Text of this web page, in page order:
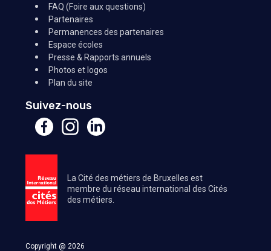
FAQ (Foire aux questions)
Partenaires
Permanences des partenaires
Espace écoles
Presse & Rapports annuels
Photos et logos
Plan du site
Suivez-nous
La Cité des métiers de Bruxelles est
membre du réseau international des Cités
des métiers.
Copyright @ 2026